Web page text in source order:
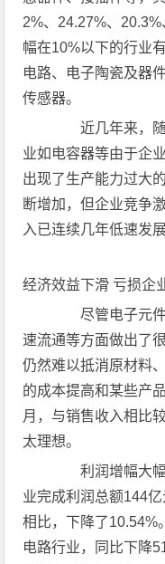
2%、24.27%、
幅在10%以下的行业
电路、电子陶瓷及器
传感器。
近几年来，随
业如电容器等由于企
出现了生产能力过大
断增加，但企业竞争
入已连续几年低速发
经济效益下滑 亏损企
尽管电子元件
速流通等方面做出了
仍然难以抵消原材料
的成本提高和某些产
月，与销售收入相比
太理想。
利润增幅大幅
业完成利润总额144
相比，下降了10.54%
电路行业，同比下降